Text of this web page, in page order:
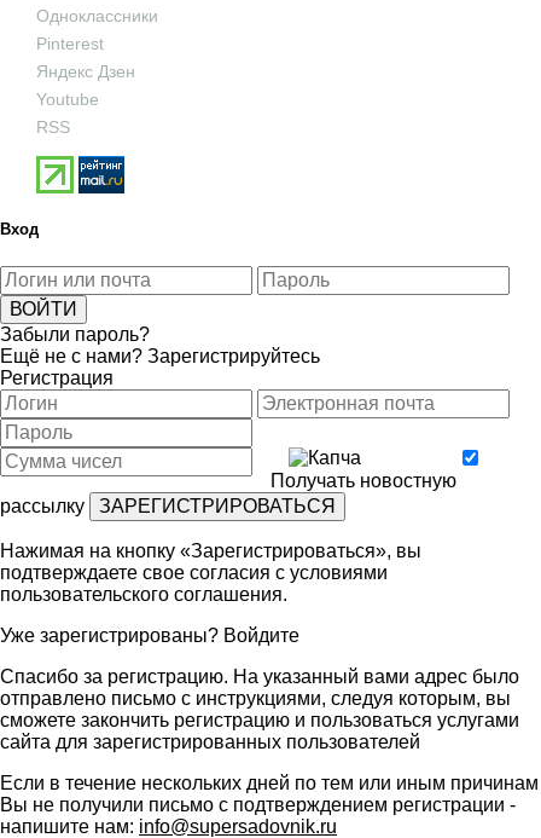
Одноклассники
Pinterest
Яндекс Дзен
Youtube
RSS
Вход
Забыли пароль?
Ещё не с нами? Зарегистрируйтесь
Регистрация
Получать новостную
рассылку
Нажимая на кнопку «Зарегистрироваться», вы
подтверждаете свое согласия с условиями
пользовательского соглашения.
Уже зарегистрированы? Войдите
Спасибо за регистрацию. На указанный вами адрес было
отправлено письмо с инструкциями, следуя которым, вы
сможете закончить регистрацию и пользоваться услугами
сайта для зарегистрированных пользователей
Если в течение нескольких дней по тем или иным причинам
Вы не получили письмо с подтверждением регистрации -
напишите нам: info@supersadovnik.ru